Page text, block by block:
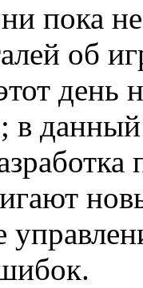
пока
об
день
в